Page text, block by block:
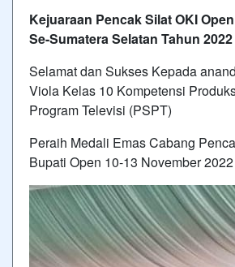
Kejuaraan Pencak Silat OKI
Se-Sumatera Selatan Tahun 2022
Selamat dan Sukses Kepada
Viola Kelas 10 Kompetensi
Program Televisi (PSPT)
Peraih Medali Emas Cabang
Bupati Open 10-13 November 2022